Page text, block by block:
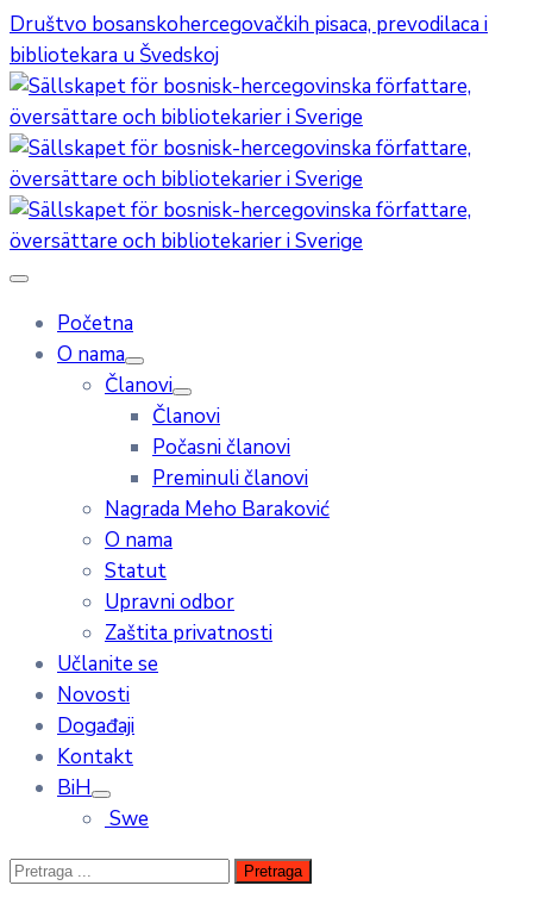
Društvo bosanskohercegovačkih pisaca, prevodilaca i
bibliotekara u Švedskoj
Početna
O nama
Članovi
Članovi
Počasni članovi
Preminuli članovi
Nagrada Meho Baraković
O nama
Statut
Upravni odbor
Zaštita privatnosti
Učlanite se
Novosti
Događaji
Kontakt
BiH
Swe